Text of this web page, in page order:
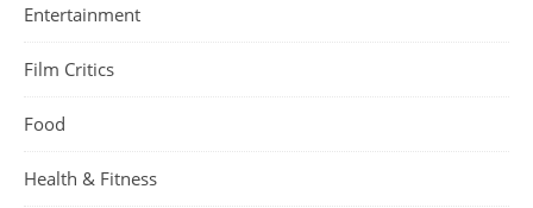
Entertainment
Film Critics
Food
Health & Fitness